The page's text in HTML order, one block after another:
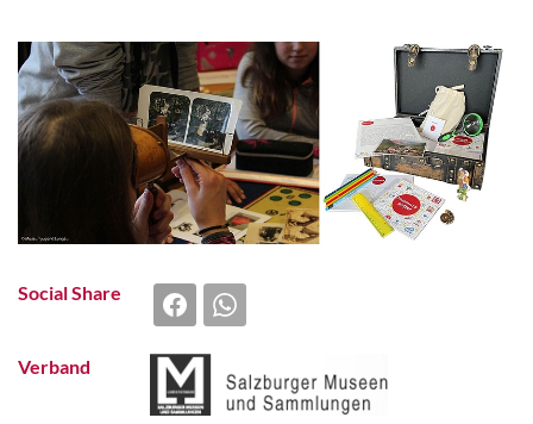
Social Share
Verband